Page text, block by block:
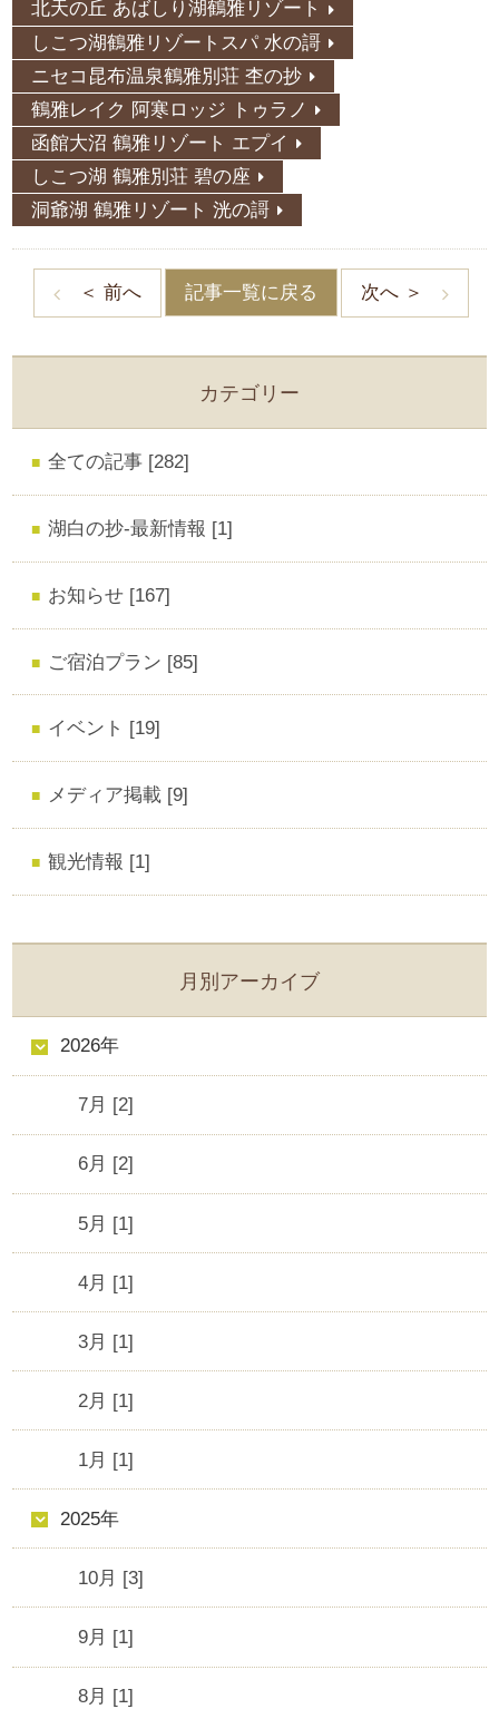
北天の丘 あばしり湖鶴雅リゾート
しこつ湖鶴雅リゾートスパ 水の謌
ニセコ昆布温泉鶴雅別荘 杢の抄
鶴雅レイク 阿寒ロッジ トゥラノ
函館大沼 鶴雅リゾート エプイ
しこつ湖 鶴雅別荘 碧の座
洞爺湖 鶴雅リゾート 洸の謌
＜ 前へ 記事一覧に戻る 次へ ＞
カテゴリー
全ての記事 [282]
湖白の抄‐最新情報 [1]
お知らせ [167]
ご宿泊プラン [85]
イベント [19]
メディア掲載 [9]
観光情報 [1]
月別アーカイブ
2026年
7月 [2]
6月 [2]
5月 [1]
4月 [1]
3月 [1]
2月 [1]
1月 [1]
2025年
10月 [3]
9月 [1]
8月 [1]